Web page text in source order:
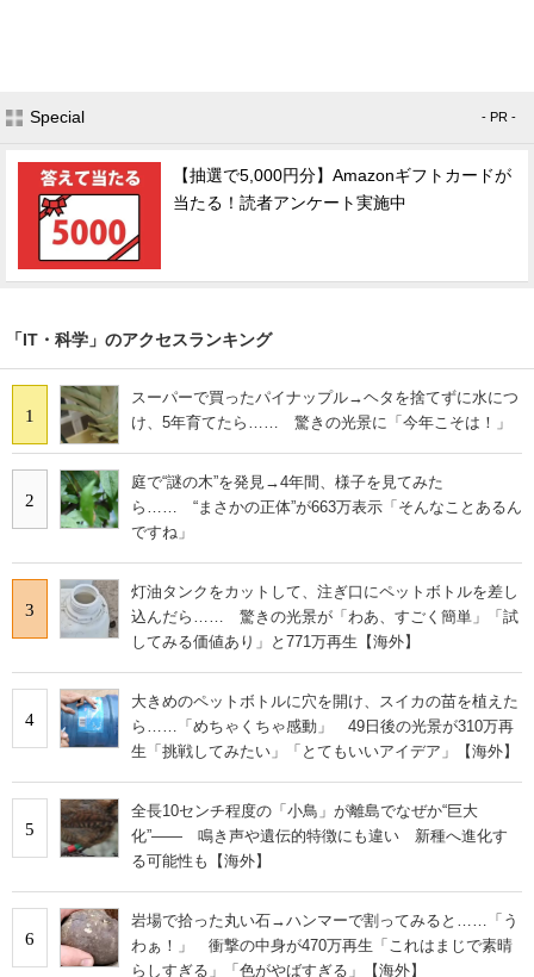
Special - PR -
【抽選で5,000円分】Amazonギフトカードが
当たる！読者アンケート実施中
「IT・科学」のアクセスランキング
1
スーパーで買ったパイナップル→ヘタを捨てずに水につ
け、5年育てたら…… 驚きの光景に「今年こそは！」
2
庭で“謎の木”を発見→4年間、様子を見てみた
ら…… “まさかの正体”が663万表示「そんなことあるん
ですね」
3
灯油タンクをカットして、注ぎ口にペットボトルを差し
込んだら…… 驚きの光景が「わあ、すごく簡単」「試
してみる価値あり」と771万再生【海外】
4
大きめのペットボトルに穴を開け、スイカの苗を植えた
ら……「めちゃくちゃ感動」 49日後の光景が310万再
生「挑戦してみたい」「とてもいいアイデア」【海外】
5
全長10センチ程度の「小鳥」が離島でなぜか“巨大
化”―― 鳴き声や遺伝的特徴にも違い 新種へ進化す
る可能性も【海外】
6
岩場で拾った丸い石→ハンマーで割ってみると……「う
わぁ！」 衝撃の中身が470万再生「これはまじで素晴
らしすぎる」「色がやばすぎる」【海外】